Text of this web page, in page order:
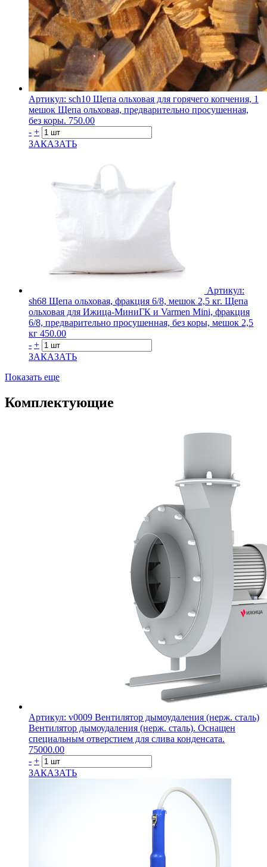
Артикул: sch10 Щепа ольховая для горячего копчения, 1
мешок Щепа ольховая, предварительно просушенная,
без коры. 750.00
- +
ЗАКАЗАТЬ
Артикул:
sh68 Щепа ольховая, фракция 6/8, мешок 2,5 кг. Щепа
ольховая для Ижица-МиниГК и Varmen Mini, фракция
6/8, предварительно просушенная, без коры, мешок 2,5
кг 450.00
- +
ЗАКАЗАТЬ
Показать еще
Комплектующие
Артикул: v0009 Вентилятор дымоудаления (нерж. сталь)
Вентилятор дымоудаления (нерж. сталь). Оснащен
специальным отверстием для слива конденсата.
75000.00
- +
ЗАКАЗАТЬ